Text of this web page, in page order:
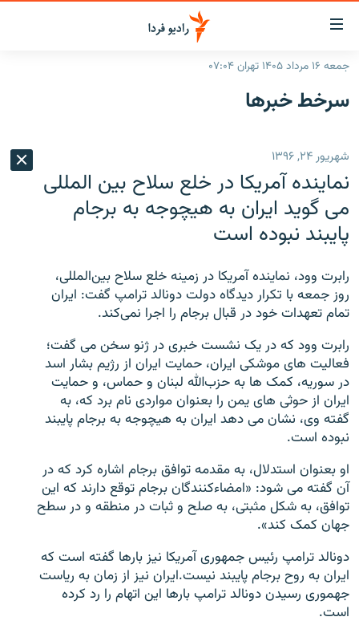
لینک‌های
قابلیت
دسترسی
بازگشت
اصلی
رفتن
صفحه
جستجو
ایران
رادیو
انتخاب کنید و بشنوید
برنامه‌های رادیویی
پادکست
چندرسانه‌ای
گزارش‌های ویدئویی
English
به ما بپیوندید
جمعه ۱۶ مرداد ۱۴۰۵ تهران ۰۷:۰۴
سرخط‌ خبرها
شهریور ۲۴, ۱۳۹۶
نماینده آمریکا در خلع سلاح بین المللی
می گوید ایران به هیچوجه به برجام
پایبند نبوده است
رابرت وود، نماینده آمریکا در زمینه خلع سلاح بین‌المللی،
روز جمعه با تکرار دیدگاه دولت دونالد ترامپ گفت: ایران
تمام تعهدات خود در قبال برجام را اجرا نمی‌کند.
رابرت وود که در یک نشست خبری در ژنو سخن می گفت؛
فعالیت های موشکی ایران، حمایت ایران از رژیم بشار اسد
در سوریه، کمک ها به حزب‌الله لبنان و حماس، و حمایت
ایران از حوثی های یمن را بعنوان مواردی نام برد که، به
گفته وی، نشان می دهد ایران به هیچوجه به برجام پایبند
نبوده است.
او بعنوان استدلال، به مقدمه توافق برجام اشاره کرد که در
آن گفته می شود: «امضاء‌کنندگان برجام توقع دارند که این
توافق، به شکل مثبتی، به صلح و ثبات در منطقه و در سطح
جهان کمک کند».
دونالد ترامپ رئیس جمهوری آمریکا نیز بارها گفته است که
ایران به روح برجام پایبند نیست.ایران نیز از زمان به ریاست
جهموری رسیدن دونالد ترامپ بارها این اتهام را رد کرده
است.